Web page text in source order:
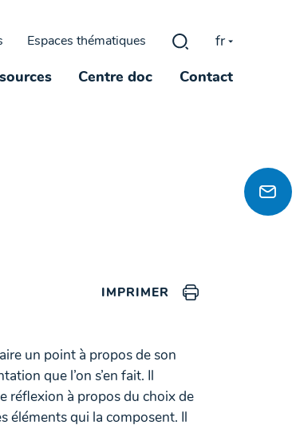
Espaces thématiques Rechercher :
fr
Centre doc Contact
IMPRIMER
un point à propos de son
que l’on s’en fait. Il
réflexion à propos du choix de
éléments qui la composent. Il